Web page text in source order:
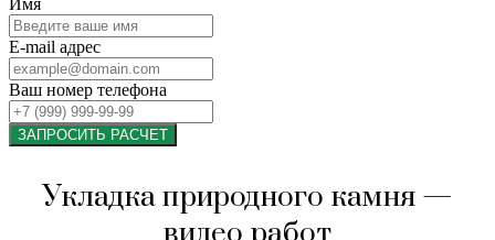
Имя
E-mail адрес
Ваш номер телефона
ЗАПРОСИТЬ РАСЧЕТ
Укладка природного камня —